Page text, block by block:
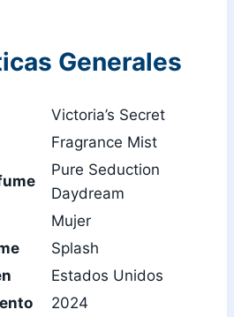
Generales
Victoria’s Secret
Fragrance Mist
Pure Seduction
Daydream
Mujer
Splash
Estados Unidos
2024